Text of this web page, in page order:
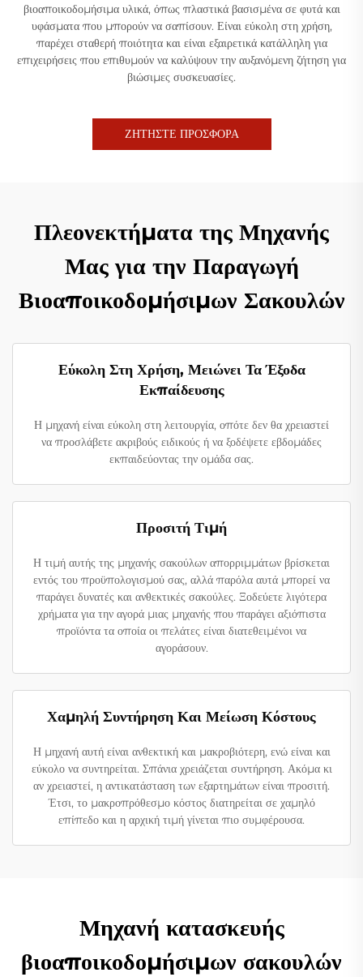
βιοαποικοδομήσιμα υλικά, όπως πλαστικά βασισμένα σε φυτά και
υφάσματα που μπορούν να σαπίσουν. Είναι εύκολη στη χρήση,
παρέχει σταθερή ποιότητα και είναι εξαιρετικά κατάλληλη για
επιχειρήσεις που επιθυμούν να καλύψουν την αυξανόμενη ζήτηση για
βιώσιμες συσκευασίες.
ΖΗΤΗΣΤΕ ΠΡΟΣΦΟΡΑ
Πλεονεκτήματα της Μηχανής
Μας για την Παραγωγή
Βιοαποικοδομήσιμων Σακουλών
Εύκολη Στη Χρήση, Μειώνει Τα Έξοδα
Εκπαίδευσης
Η μηχανή είναι εύκολη στη λειτουργία, οπότε δεν θα χρειαστεί
να προσλάβετε ακριβούς ειδικούς ή να ξοδέψετε εβδομάδες
εκπαιδεύοντας την ομάδα σας.
Προσιτή Τιμή
Η τιμή αυτής της μηχανής σακούλων απορριμμάτων βρίσκεται
εντός του προϋπολογισμού σας, αλλά παρόλα αυτά μπορεί να
παράγει δυνατές και ανθεκτικές σακούλες. Ξοδεύετε λιγότερα
χρήματα για την αγορά μιας μηχανής που παράγει αξιόπιστα
προϊόντα τα οποία οι πελάτες είναι διατεθειμένοι να
αγοράσουν.
Χαμηλή Συντήρηση Και Μείωση Κόστους
Η μηχανή αυτή είναι ανθεκτική και μακροβιότερη, ενώ είναι και
εύκολο να συντηρείται. Σπάνια χρειάζεται συντήρηση. Ακόμα κι
αν χρειαστεί, η αντικατάσταση των εξαρτημάτων είναι προσιτή.
Έτσι, το μακροπρόθεσμο κόστος διατηρείται σε χαμηλό
επίπεδο και η αρχική τιμή γίνεται πιο συμφέρουσα.
Μηχανή κατασκευής
βιοαποικοδομήσιμων σακουλών